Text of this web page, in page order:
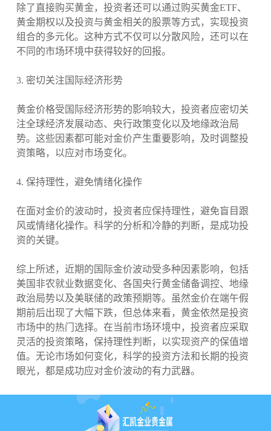
除了直接购买黄金，投资者还可以通过购买黄金ETF、
黄金期权以及投资与黄金相关的股票等方式，实现投资
组合的多元化。这种方式不仅可以分散风险，还可以在
不同的市场环境中获得较好的回报。
3. 密切关注国际经济形势
黄金价格受国际经济形势的影响较大，投资者应密切关
注全球经济发展动态、央行政策变化以及地缘政治局
势。这些因素都可能对金价产生重要影响，及时调整投
资策略，以应对市场变化。
4. 保持理性，避免情绪化操作
在面对金价的波动时，投资者应保持理性，避免盲目跟
风或情绪化操作。科学的分析和冷静的判断，是成功投
资的关键。
综上所述，近期的国际金价波动受多种因素影响，包括
美国非农就业数据变化、各国央行黄金储备调控、地缘
政治局势以及美联储的政策预期等。虽然金价在端午假
期前后出现了大幅下跌，但总体来看，黄金依然是投资
市场中的热门选择。在当前市场环境中，投资者应采取
灵活的投资策略，保持理性判断，以实现资产的保值增
值。无论市场如何变化，科学的投资方法和长期的投资
眼光，都是成功应对金价波动的有力武器。